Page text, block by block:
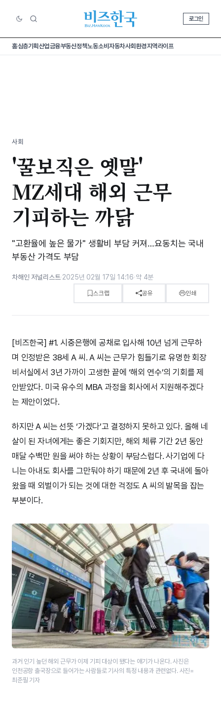
로그인
홈심층기획산업금융부동산정책노동소비 자동차사회환경지역라이프
사회
'꿀보직은 옛말'
MZ세대 해외 근무
기피하는 까닭
"고환율에 높은 물가" 생활비 부담 커져…요동치는 국내
부동산 가격도 부담
차해인 저널리스트·2025년 02월 17일 14:16·약 4분
스크랩 공유 인쇄
[비즈한국] #1. 시중은행에 공채로 입사해 10년 넘게 근무하
며 인정받은 38세 A 씨. A 씨는 근무가 힘들기로 유명한 회장
비서실에서 3년 가까이 고생한 끝에 ‘해외 연수’의 기회를 제
안받았다. 미국 유수의 MBA 과정을 회사에서 지원해주겠다
는 제안이었다.
하지만 A 씨는 선뜻 ‘가겠다’고 결정하지 못하고 있다. 올해 네
살이 된 자녀에게는 좋은 기회지만, 해외 체류 기간 2년 동안
매달 수백만 원을 써야 하는 상황이 부담스럽다. 사기업에 다
니는 아내도 회사를 그만둬야 하기 때문에 2년 후 국내에 돌아
왔을 때 외벌이가 되는 것에 대한 걱정도 A 씨의 발목을 잡는
부분이다.
과거 인기 높던 해외 근무가 이제 기피 대상이 됐다는 얘기가 나온다. 사진은
인천공항 출국장으로 들어가는 사람들로 기사의 특정 내용과 관련없다. 사진=
최준필 기자